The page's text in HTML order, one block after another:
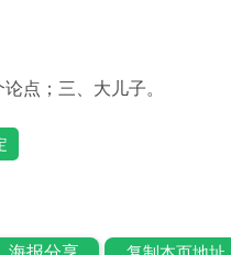
点；三、大儿子。